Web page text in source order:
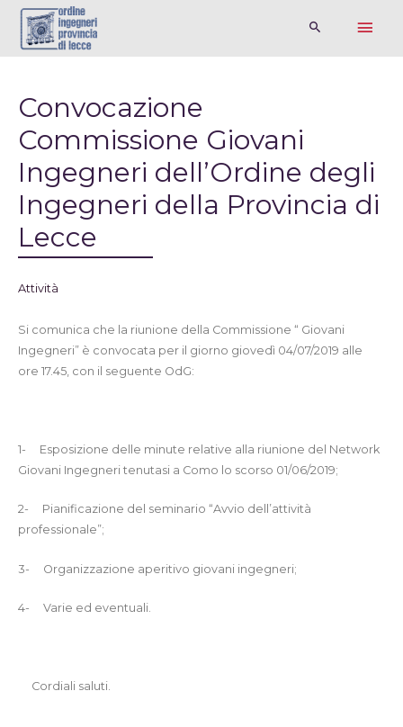
Convocazione
Commissione Giovani
Ingegneri dell’Ordine degli
Ingegneri della Provincia di
Lecce
Attività
Si comunica che la riunione della Commissione “ Giovani
Ingegneri” è convocata per il giorno giovedì 04/07/2019 alle
ore 17.45, con il seguente OdG:
1-
Esposizione delle minute relative alla riunione del Network
Giovani Ingegneri tenutasi a Como lo scorso 01/06/2019;
2-
Pianificazione del seminario “Avvio dell’attività
professionale”;
3- Organizzazione aperitivo giovani ingegneri;
4- Varie ed eventuali.
Cordiali saluti.